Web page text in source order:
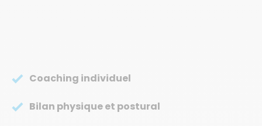
Coaching individuel
Bilan physique et postural